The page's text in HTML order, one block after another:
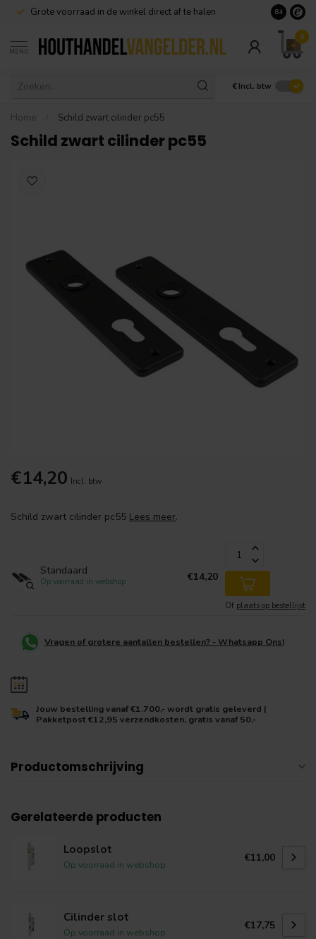
Grote voorraad in de winkel direct af te halen 8.4
MENU
0
€ Incl. btw
Home Schild zwart cilinder pc55
Schild zwart cilinder pc55
€14,20 Incl. btw
Schild zwart cilinder pc55 Lees meer.
Standaard
Op voorraad in webshop €14,20
Of plaats op bestellijst
Vragen of grotere aantallen bestellen? - Whatsapp Ons!
Jouw bestelling vanaf €1.700,- wordt gratis geleverd |
Pakketpost €12,95 verzendkosten, gratis vanaf 50,-
Productomschrijving
Gerelateerde producten
Loopslot
Op voorraad in webshop
€11,00
Cilinder slot
Op voorraad in webshop
€17,75